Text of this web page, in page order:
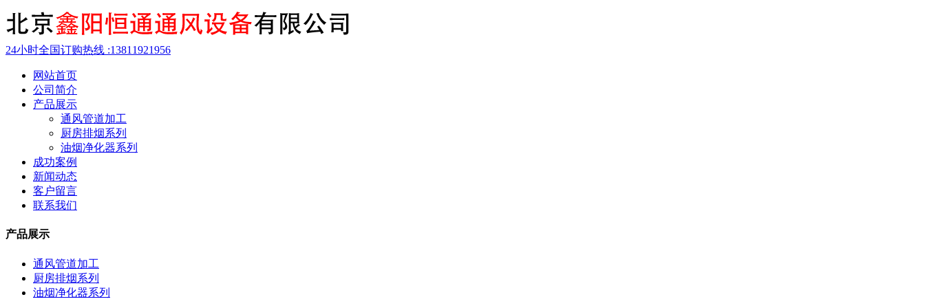
24小时全国订购热线 :13811921956
网站首页
公司简介
产品展示
通风管道加工
厨房排烟系列
油烟净化器系列
成功案例
新闻动态
客户留言
联系我们
产品展示
通风管道加工
厨房排烟系列
油烟净化器系列